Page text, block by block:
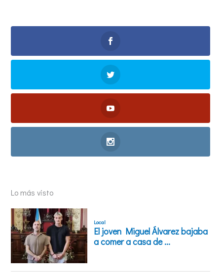
Lo más visto